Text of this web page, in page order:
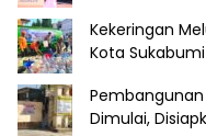
Kekeringan
Kota
Dimulai,